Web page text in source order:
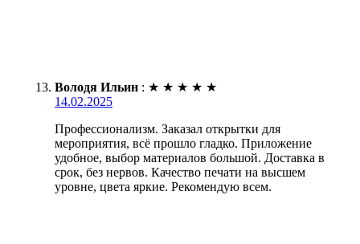
Володя Ильин : ★ ★ ★ ★ ★
14.02.2025
Профессионализм. Заказал открытки для
мероприятия, всё прошло гладко. Приложение
удобное, выбор материалов большой. Доставка в
срок, без нервов. Качество печати на высшем
уровне, цвета яркие. Рекомендую всем.